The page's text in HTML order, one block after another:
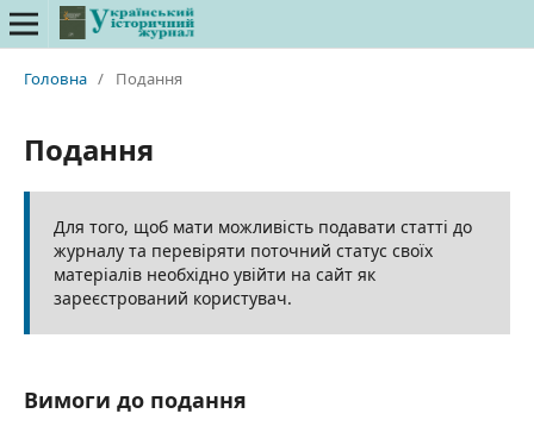
Головна / Подання
Подання
Для того, щоб мати можливість подавати статті до
журналу та перевіряти поточний статус своїх
матеріалів необхідно увійти на сайт як
зареєстрований користувач.
Вимоги до подання